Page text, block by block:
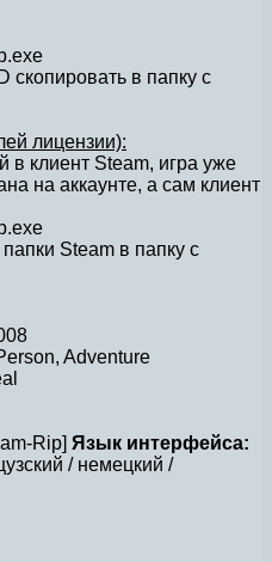
в папку с
лицензии):
в клиент Steam, игра уже
на аккаунте, а сам клиент
Steam в папку с
Adventure
Rip] Язык интерфейса:
/ немецкий /